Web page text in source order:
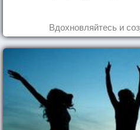
Вдохновляйтесь и